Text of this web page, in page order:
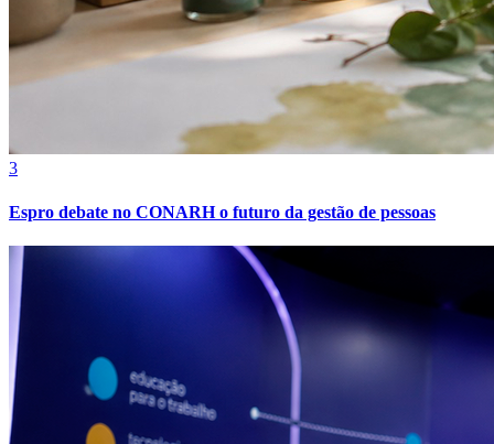
3
Espro debate no CONARH o futuro da gestão de pessoas